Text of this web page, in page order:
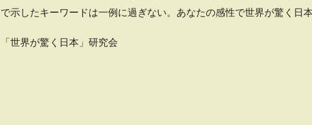
で示したキーワードは一例に過ぎない。あなたの感性で世界が驚く日
「世界が驚く日本」研究会